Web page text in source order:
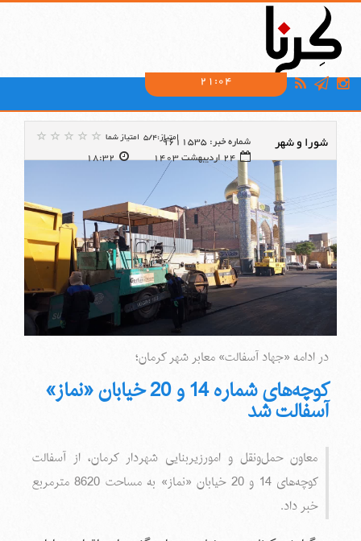
21:04
شورا و شهر
شماره خبر: 9611535
24 اردیبهشت 1403
18:32
امتیاز:5/4 امتیاز شما
در ادامه «جهاد آسفالت» معابر شهر کرمان؛
کوچه‌های شماره 14 و 20 خیابان «نماز»
آسفالت شد
معاون حمل‌ونقل و امورزیربنایی شهردار کرمان، از آسفالت
کوچه‌های 14 و 20 خیابان «نماز» به مساحت 8620 مترمربع
خبر داد.